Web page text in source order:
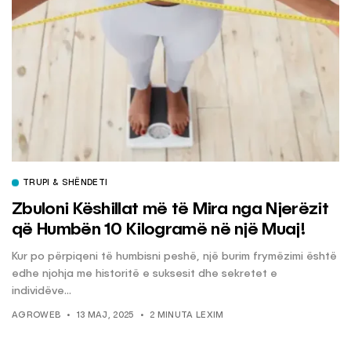
TRUPI & SHËNDETI
Zbuloni Këshillat më të Mira nga Njerëzit
që Humbën 10 Kilogramë në një Muaj!
Kur po përpiqeni të humbisni peshë, një burim frymëzimi është
edhe njohja me historitë e suksesit dhe sekretet e
individëve...
AGROWEB 13 MAJ, 2025 2 MINUTA LEXIM